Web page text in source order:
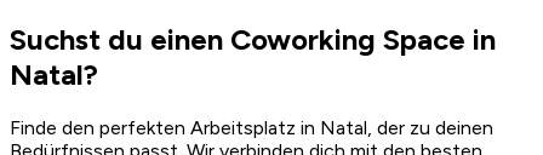
Suchst du einen Coworking Space in
Natal?
Finde den perfekten Arbeitsplatz in Natal, der zu deinen